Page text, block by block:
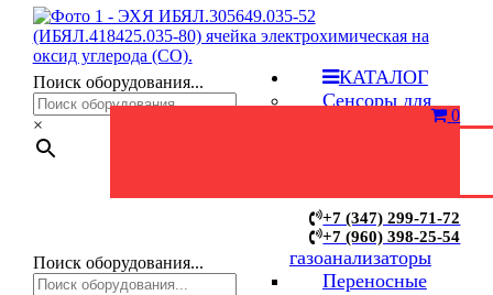
Поиск оборудования...
×
0
+7 (347) 299-71-72
+7 (960) 398-25-54
Поиск оборудования...
КАТАЛОГ
Сенсоры для
газоанализаторов
газоанализаторы
Переносные